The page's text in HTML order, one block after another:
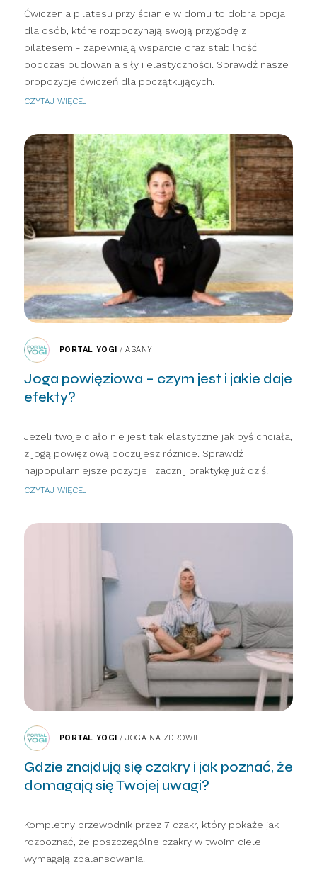
Ćwiczenia pilatesu przy ścianie w domu to dobra opcja
dla osób, które rozpoczynają swoją przygodę z
pilatesem - zapewniają wsparcie oraz stabilność
podczas budowania siły i elastyczności. Sprawdź nasze
propozycje ćwiczeń dla początkujących.
CZYTAJ WIĘCEJ
PORTAL YOGI /ASANY
Joga powięziowa – czym jest i jakie daje
efekty?
Jeżeli twoje ciało nie jest tak elastyczne jak byś chciała,
z jogą powięziową poczujesz różnice. Sprawdź
najpopularniejsze pozycje i zacznij praktykę już dziś!
CZYTAJ WIĘCEJ
PORTAL YOGI /JOGA NA ZDROWIE
Gdzie znajdują się czakry i jak poznać, że
domagają się Twojej uwagi?
Kompletny przewodnik przez 7 czakr, który pokaże jak
rozpoznać, że poszczególne czakry w twoim ciele
wymagają zbalansowania.